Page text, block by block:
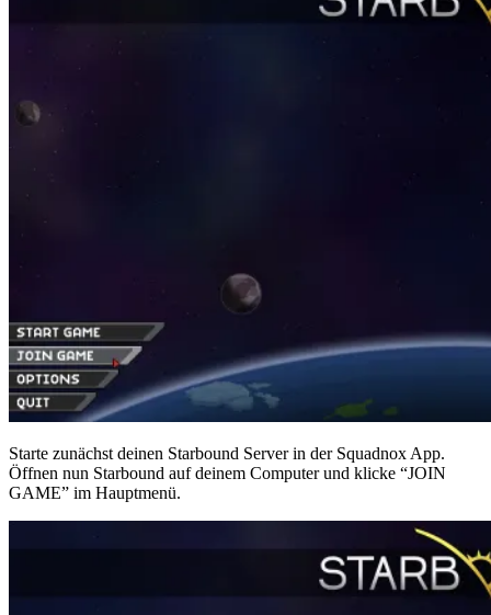
Starte zunächst deinen Starbound Server in der Squadnox App.
Öffnen nun Starbound auf deinem Computer und klicke “JOIN
GAME” im Hauptmenü.